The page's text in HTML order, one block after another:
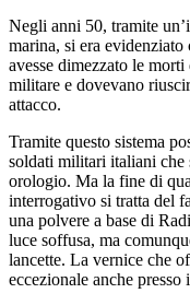
Negli anni 50, tramite
marina, si era
avesse dimezzato le
militare e dovevano
attacco.
Tramite questo sistema
soldati militari italiani che
orologio. Ma la fine di
interrogativo si tratta del
una polvere a base di
luce soffusa, ma
lancette. La vernice che
eccezionale anche